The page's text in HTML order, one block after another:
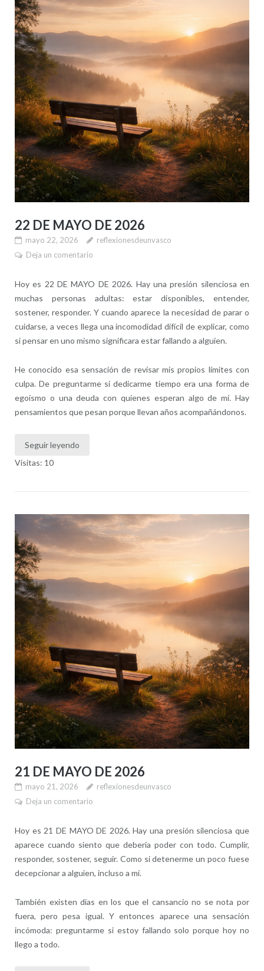
22 DE MAYO DE 2026
mayo 22, 2026
reflexionesdeunvasco
Deja un comentario
Hoy es 22 DE MAYO DE 2026. Hay una presión silenciosa en
muchas personas adultas: estar disponibles, entender,
sostener, responder. Y cuando aparece la necesidad de parar o
cuidarse, a veces llega una incomodidad difícil de explicar, como
si pensar en uno mismo significara estar fallando a alguien.
He conocido esa sensación de revisar mis propios límites con
culpa. De preguntarme si dedicarme tiempo era una forma de
egoísmo o una deuda con quienes esperan algo de mí. Hay
pensamientos que pesan porque llevan años acompañándonos.
Seguir leyendo
Visitas: 10
21 DE MAYO DE 2026
mayo 21, 2026
reflexionesdeunvasco
Deja un comentario
Hoy es 21 DE MAYO DE 2026. Hay una presión silenciosa que
aparece cuando siento que debería poder con todo. Cumplir,
responder, sostener, seguir. Como si detenerme un poco fuese
decepcionar a alguien, incluso a mí.
También existen días en los que el cansancio no se nota por
fuera, pero pesa igual. Y entonces aparece una sensación
incómoda: preguntarme si estoy fallando solo porque hoy no
llego a todo.